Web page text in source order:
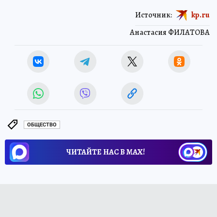
Анастасия ФИЛАТОВА
Источник: kp.ru
ОБЩЕСТВО
ЧИТАЙТЕ НАС В МАХ!